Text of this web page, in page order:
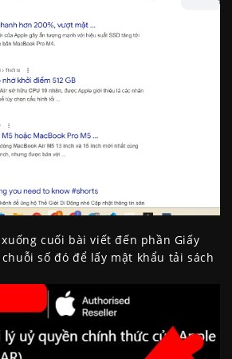
cuối bài viết đến phần Giấy
chuỗi số đó để lấy mật khẩu tải sách